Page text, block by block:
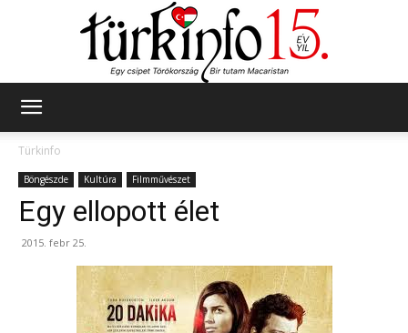
Türkinfo
Böngészde Kultúra Filmművészet
Egy ellopott élet
2015. febr 25.